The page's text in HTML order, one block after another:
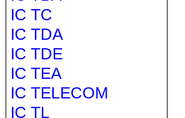
IC TC
IC TDA
IC TDE
IC TEA
IC TELECOM
IC TL